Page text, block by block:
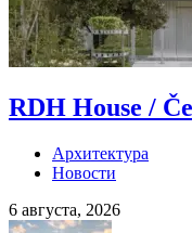
RDH House /
Архитектура
Новости
6 августа, 2026